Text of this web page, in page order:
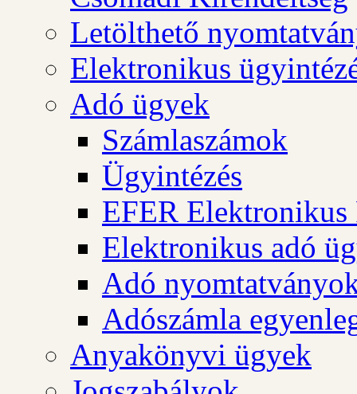
Letölthető
Elektronikus
Adó ügyek
Számlaszámok
Ügyintézés
EFER Elektronikus
Elektronikus adó
Adó
Adószámla
Anyakönyvi ügyek